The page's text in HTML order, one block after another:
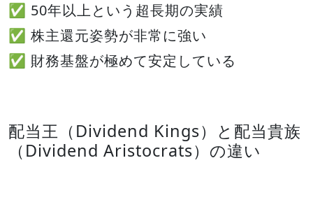
✅ 50年以上という超長期の実績
✅ 株主還元姿勢が非常に強い
✅ 財務基盤が極めて安定している
配当王（Dividend Kings）と配当貴族
（Dividend Aristocrats）の違い